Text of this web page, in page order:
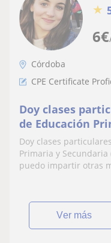
6€
★
Córdoba
CPE Certificate
Doy clases
de Educación
(tengo nivel C1)
impartir otras
Doy clases
Primaria y Secundaria
puedo impartir otras
ver más